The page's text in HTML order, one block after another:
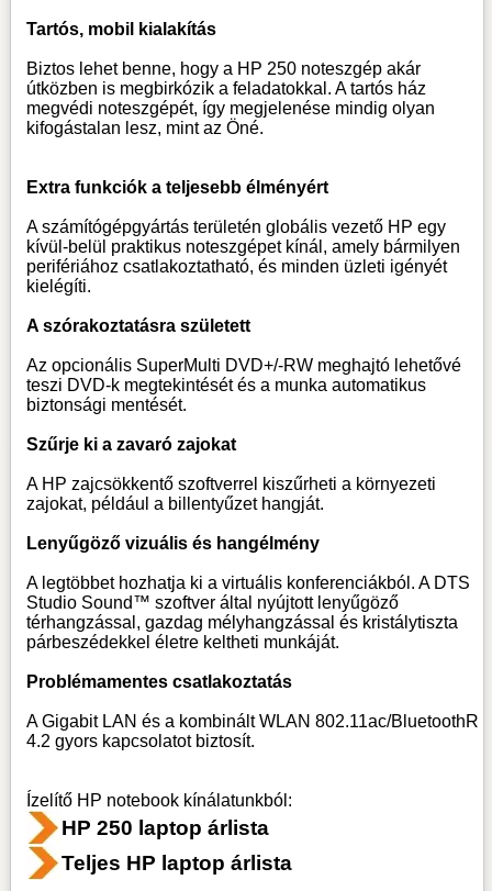
Tartós, mobil kialakítás
Biztos lehet benne, hogy a HP 250 noteszgép akár
útközben is megbirkózik a feladatokkal. A tartós ház
megvédi noteszgépét, így megjelenése mindig olyan
kifogástalan lesz, mint az Öné.
Extra funkciók a teljesebb élményért
A számítógépgyártás területén globális vezető HP egy
kívül-belül praktikus noteszgépet kínál, amely bármilyen
perifériához csatlakoztatható, és minden üzleti igényét
kielégíti.
A szórakoztatásra született
Az opcionális SuperMulti DVD+/-RW meghajtó lehetővé
teszi DVD-k megtekintését és a munka automatikus
biztonsági mentését.
Szűrje ki a zavaró zajokat
A HP zajcsökkentő szoftverrel kiszűrheti a környezeti
zajokat, például a billentyűzet hangját.
Lenyűgöző vizuális és hangélmény
A legtöbbet hozhatja ki a virtuális konferenciákból. A DTS
Studio Sound™ szoftver által nyújtott lenyűgöző
térhangzással, gazdag mélyhangzással és kristálytiszta
párbeszédekkel életre keltheti munkáját.
Problémamentes csatlakoztatás
A Gigabit LAN és a kombinált WLAN 802.11ac/BluetoothR
4.2 gyors kapcsolatot biztosít.
Ízelítő HP notebook kínálatunkból:
HP 250 laptop árlista
Teljes HP laptop árlista